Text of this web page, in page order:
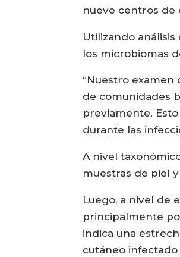
nueve centros de
Utilizando
los microbiomas
“Nuestro
de comunidades
previamente.
durante las
A nivel
muestras de piel
Luego, a nivel de
principalmente
indica una
cutáneo